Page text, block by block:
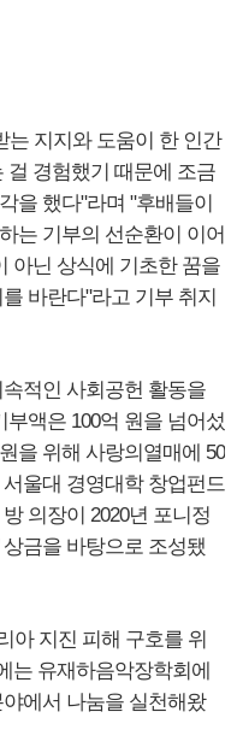
는 지지와 도움이 한 인간
걸 경험했기 때문에 조금
을 했다"라며 "후배들이
는 기부의 선순환이 이어
아닌 상식에 기초한 꿈을
바란다"라고 기부 취지
적인 사회공헌 활동을
액은 100억 원을 넘어섰
을 위해 사랑의열매에 50
울대 경영대학 창업펀드
의장이 2020년 포니정
금을 바탕으로 조성됐
아 지진 피해 구호를 위
는 유재하음악장학회에
에서 나눔을 실천해왔